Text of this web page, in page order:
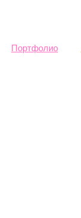
Портфолио